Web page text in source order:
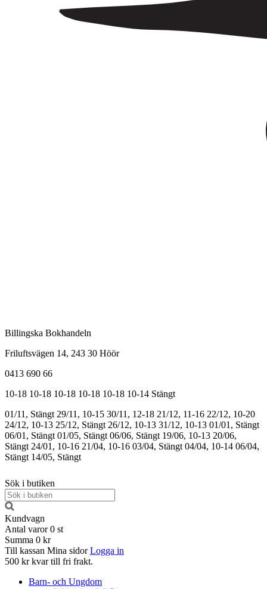
Billingska Bokhandeln
Friluftsvägen 14, 243 30 Höör
0413 690 66
10-18 10-18 10-18 10-18 10-18 10-14 Stängt
01/11, Stängt 29/11, 10-15 30/11, 12-18 21/12, 11-16 22/12, 10-20
24/12, 10-13 25/12, Stängt 26/12, 10-13 31/12, 10-13 01/01, Stängt
06/01, Stängt 01/05, Stängt 06/06, Stängt 19/06, 10-13 20/06,
Stängt 24/01, 10-16 21/04, 10-16 03/04, Stängt 04/04, 10-14 06/04,
Stängt 14/05, Stängt
Sök i butiken
Kundvagn
Antal varor 0 st
Summa 0 kr
Till kassan Mina sidor Logga in
500 kr kvar till fri frakt.
Barn- och Ungdom